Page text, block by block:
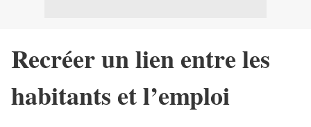
Recréer un lien entre les
habitants et l’emploi